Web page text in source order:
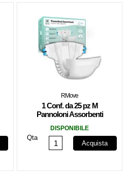
RMove
1 Conf. da 25 pz M
Pannoloni Assorbenti
RMOVE
DISPONIBILE
Qta
Acquista